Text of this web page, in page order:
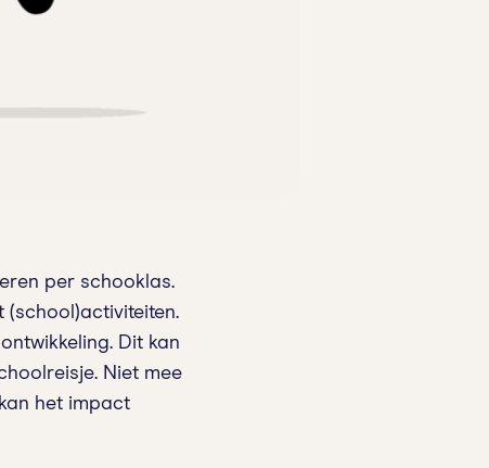
per schooklas.
(school)activiteiten.
Dit kan
Niet mee
het impact